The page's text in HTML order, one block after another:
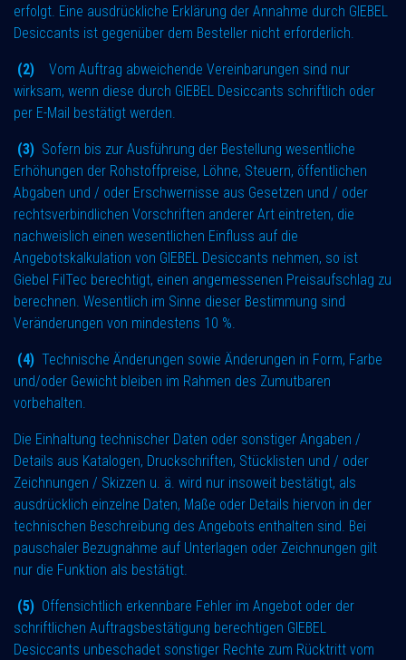
erfolgt. Eine ausdrückliche Erklärung der Annahme durch GIEBEL
Desiccants ist gegenüber dem Besteller nicht erforderlich.
(2) Vom Auftrag abweichende Vereinbarungen sind nur
wirksam, wenn diese durch GIEBEL Desiccants schriftlich oder
per E-Mail bestätigt werden.
(3) Sofern bis zur Ausführung der Bestellung wesentliche
Erhöhungen der Rohstoffpreise, Löhne, Steuern, öffentlichen
Abgaben und / oder Erschwernisse aus Gesetzen und / oder
rechtsverbindlichen Vorschriften anderer Art eintreten, die
nachweislich einen wesentlichen Einfluss auf die
Angebotskalkulation von GIEBEL Desiccants nehmen, so ist
Giebel FilTec berechtigt, einen angemessenen Preisaufschlag zu
berechnen. Wesentlich im Sinne dieser Bestimmung sind
Veränderungen von mindestens 10 %.
(4) Technische Änderungen sowie Änderungen in Form, Farbe
und/oder Gewicht bleiben im Rahmen des Zumutbaren
vorbehalten.
Die Einhaltung technischer Daten oder sonstiger Angaben /
Details aus Katalogen, Druckschriften, Stücklisten und / oder
Zeichnungen / Skizzen u. ä. wird nur insoweit bestätigt, als
ausdrücklich einzelne Daten, Maße oder Details hiervon in der
technischen Beschreibung des Angebots enthalten sind. Bei
pauschaler Bezugnahme auf Unterlagen oder Zeichnungen gilt
nur die Funktion als bestätigt.
(5) Offensichtlich erkennbare Fehler im Angebot oder der
schriftlichen Auftragsbestätigung berechtigen GIEBEL
Desiccants unbeschadet sonstiger Rechte zum Rücktritt vom